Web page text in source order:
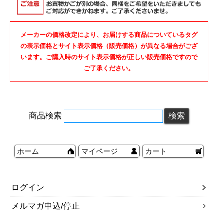
メーカーの価格改定により、お届けする商品についているタグ
の表示価格とサイト表示価格（販売価格）が異なる場合がござ
います。ご購入時のサイト表示価格が正しい販売価格ですので
ご了承ください。
商品検索
ホーム マイページ カート
ログイン
メルマガ申込/停止